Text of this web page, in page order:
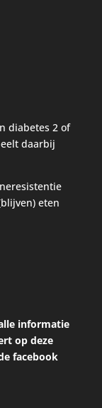
diabetes 2 of
daarbij
eten
informatie
op deze
facebook